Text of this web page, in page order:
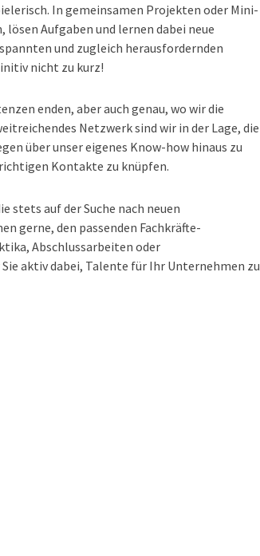
In gemeinsamen Projekten oder Mini-
Aufgaben und lernen dabei neue
und zugleich herausfordernden
nicht zu kurz!
enden, aber auch genau, wo wir die
Netzwerk sind wir in der Lage, die
über unser eigenes Know-how hinaus zu
Kontakte zu knüpfen.
stets auf der Suche nach neuen
gerne, den passenden Fachkräfte-
Abschlussarbeiten oder
aktiv dabei, Talente für Ihr Unternehmen zu